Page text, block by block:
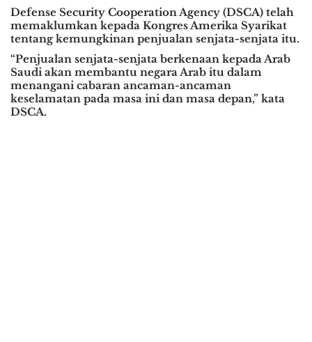
Defense Security Cooperation Agency (DSCA) telah
memaklumkan kepada Kongres Amerika Syarikat
tentang kemungkinan penjualan senjata-senjata itu.
“Penjualan senjata-senjata berkenaan kepada Arab
Saudi akan membantu negara Arab itu dalam
menangani cabaran ancaman-ancaman
keselamatan pada masa ini dan masa depan,” kata
DSCA.